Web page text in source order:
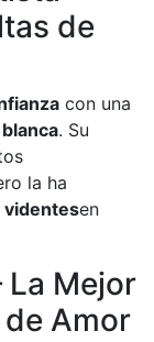
de
con una
. Su
la ha
videntesen
La Mejor
Amor